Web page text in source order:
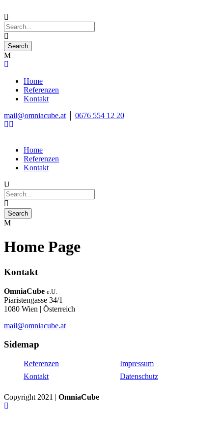
Home
Referenzen
Kontakt
mail@omniacube.at
0676 554 12 20
Home
Referenzen
Kontakt
Home Page
Kontakt
OmniaCube e.U.
Piaristengasse 34/1
1080 Wien | Österreich
mail@omniacube.at
Sidemap
Referenzen
Impressum
Kontakt
Datenschutz
Copyright 2021 | OmniaCube